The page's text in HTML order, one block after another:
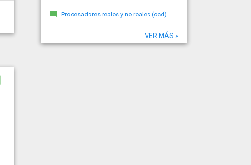
Procesadores reales y no reales (ccd)
VER MÁS »